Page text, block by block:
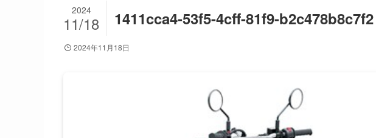
1411cca4-53f5-4cff-81f9-b2c478b8c7f2
2024
11/18
2024年11月18日